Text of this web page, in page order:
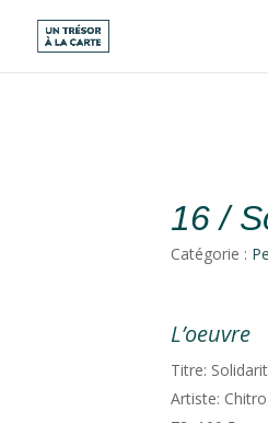
16 /
Catégorie :
L’oeuvre
Titre:
Artiste: